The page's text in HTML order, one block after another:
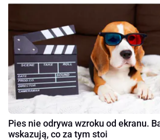
Pies nie odrywa wzroku od ekranu.
wskazują, co za tym stoi